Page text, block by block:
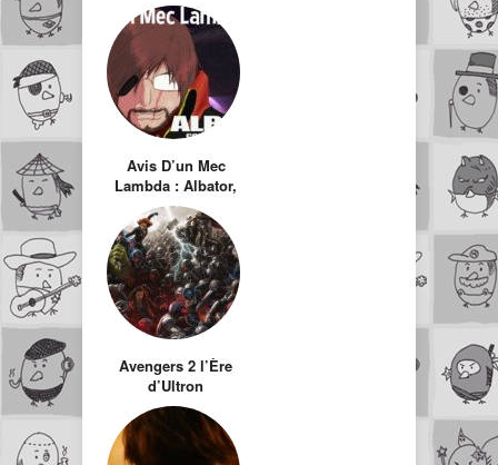
jeux caca
Avis D’un Mec
Lambda : Albator,
corsaire de
l’espace
Avengers 2 l’Ère
d’Ultron